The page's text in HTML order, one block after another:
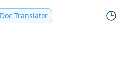
Doc Translator